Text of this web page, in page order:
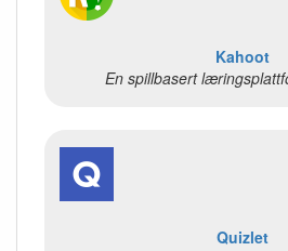
Kahoot
En spillbasert
Quizlet